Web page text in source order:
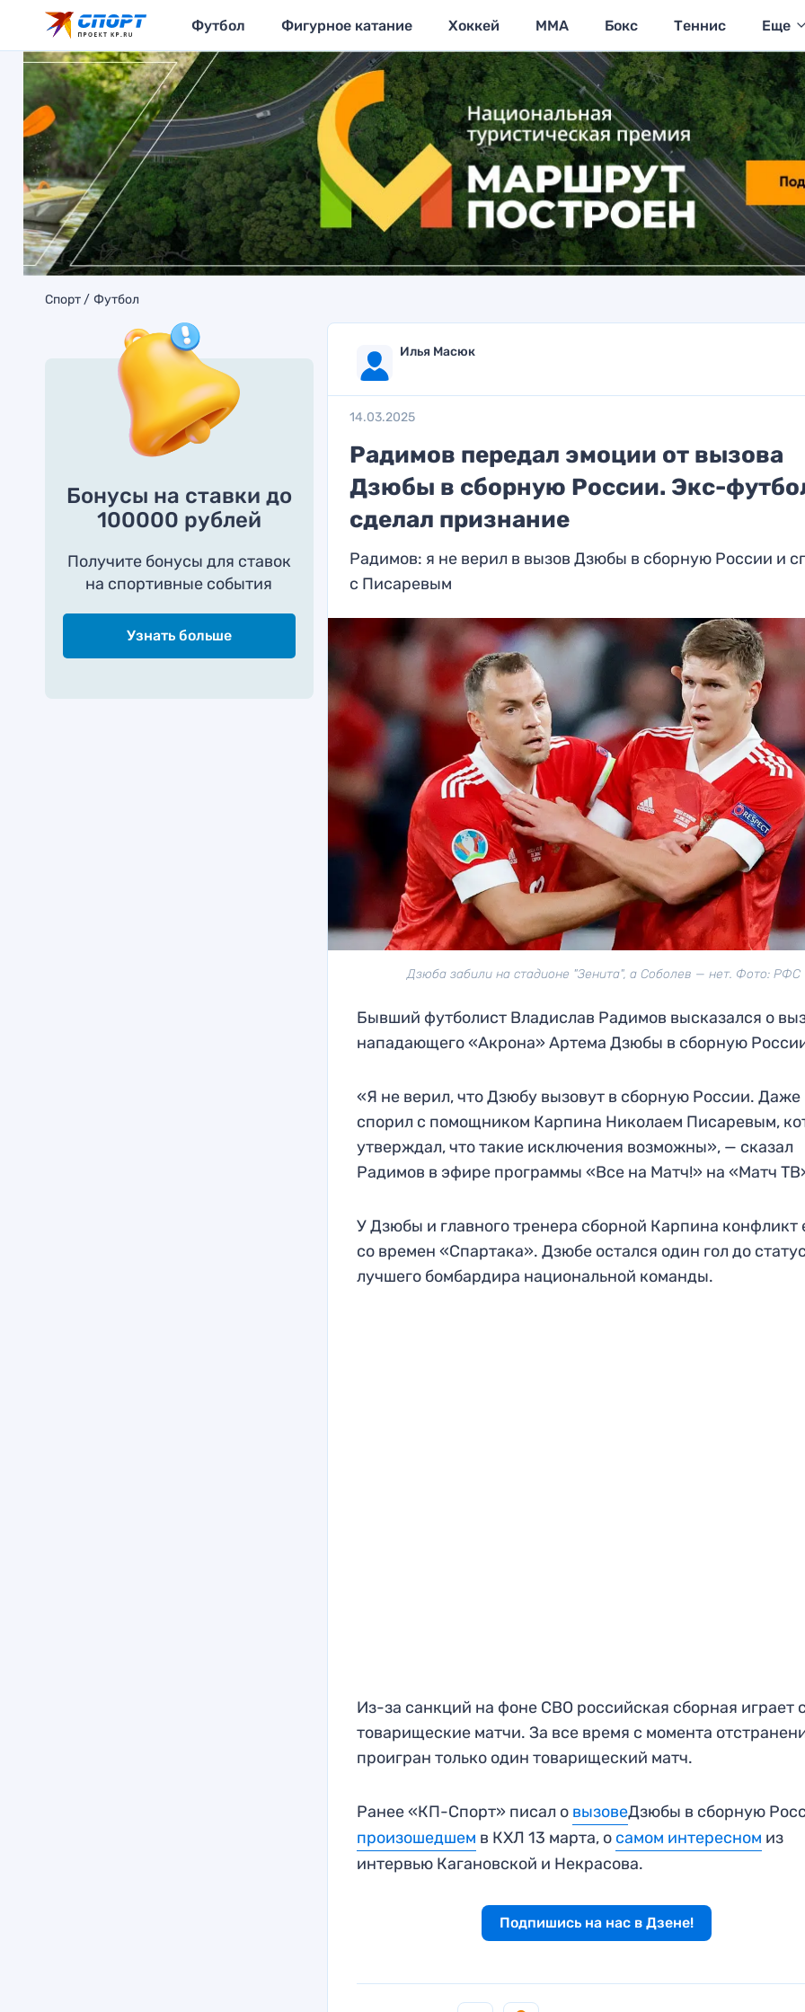
Футбол Фигурное катание Хоккей MMA Бокс Теннис Еще
Спорт Футбол
Бонусы на ставки до
100000 рублей
Получите бонусы для ставок
на спортивные события
Узнать больше
Илья Масюк
14.03.2025
Радимов передал эмоции от вызова
Дзюбы в сборную России. Экс-
сделал признание
Радимов: я не верил в вызов Дзюбы в сборную России и
с Писаревым
Дзюба забили на стадионе "Зенита", а Соболев — нет. Фото: РФС
Бывший футболист Владислав Радимов высказался о
нападающего «Акрона» Артема Дзюбы в сборную
«Я не верил, что Дзюбу вызовут в сборную России. Даже
спорил с помощником Карпина Николаем Писаревым,
утверждал, что такие исключения возможны», — сказал
Радимов в эфире программы «Все на Матч!» на «Матч
У Дзюбы и главного тренера сборной Карпина конфликт
со времен «Спартака». Дзюбе остался один гол до
лучшего бомбардира национальной команды.
Из-за санкций на фоне СВО российская сборная играет
товарищеские матчи. За все время с момента
проигран только один товарищеский матч.
Ранее «КП-Спорт» писал о вызовеДзюбы в сборную
произошедшем в КХЛ 13 марта, о самом интересном из
интервью Кагановской и Некрасова.
Подпишись на нас в Дзене!